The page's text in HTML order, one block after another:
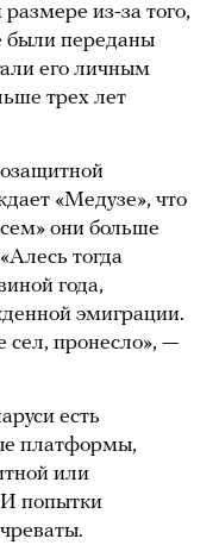
из-за того,
были переданы
его личным
трех лет
«Медузе», что
они больше
тогда
года,
эмиграции.
сел, пронесло», —
есть
платформы,
или
И попытки